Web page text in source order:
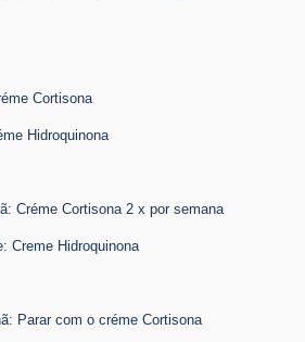
Cortisona
Créme Cortisona 2 x por semana
com o créme Cortisona